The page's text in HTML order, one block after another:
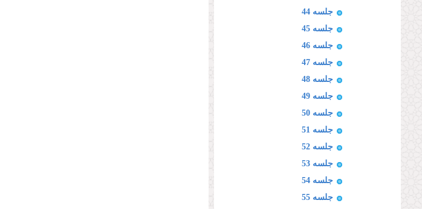
جلسه 44
جلسه 45
جلسه 46
جلسه 47
جلسه 48
جلسه 49
جلسه 50
جلسه 51
جلسه 52
جلسه 53
جلسه 54
جلسه 55